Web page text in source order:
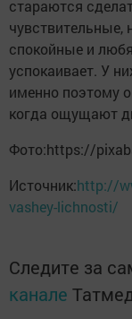
стараются
чувствительные,
спокойные и
успокаивает. У
именно поэтому
когда ощущают
Фото:https://
Источник:http://
vashey-lichnosti/
Следите за
канале